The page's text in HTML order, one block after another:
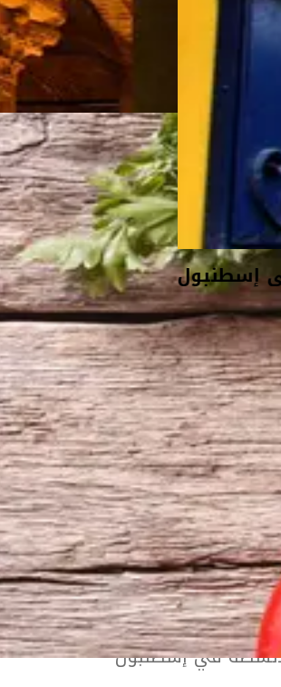
دليل السفر إلى
دليل السفر إلى
دليل السفر إلى
بالمطار
المدينة التي تحفز جميع الحواس. أسواق
مستوى عالمي وأفق ساحرة تنصهر مع
الملهمة للذاكرة على شواطئ مضيق
والثقافية والواقعة على مفترق
مكاناً حقيقياً لالتقاء الشرق بالغرب.
في إسطنبول